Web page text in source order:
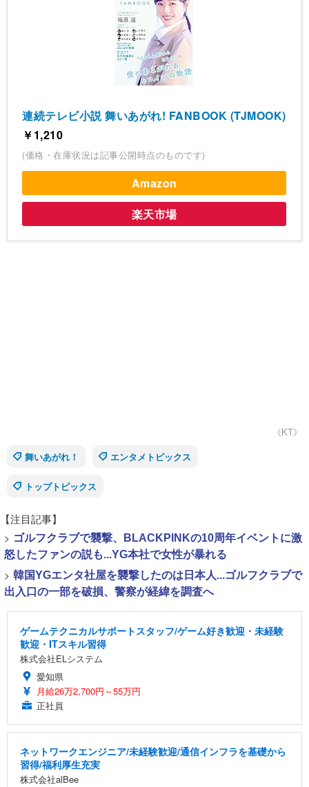
連続テレビ小説 舞いあがれ! FANBOOK (TJMOOK)
￥1,210
(価格・在庫状況は記事公開時点のものです)
Amazon
楽天市場
《KT》
舞いあがれ！
エンタメトピックス
トップトピックス
【注目記事】
> ゴルフクラブで襲撃、BLACKPINKの10周年イベントに激
怒したファンの説も...YG本社で女性が暴れる
> 韓国YGエンタ社屋を襲撃したのは日本人...ゴルフクラブで
出入口の一部を破損、警察が経緯を調査へ
ゲームテクニカルサポートスタッフ/ゲーム好き歓迎・未経験
歓迎・ITスキル習得
株式会社ELシステム
愛知県
月給26万2,700円～55万円
正社員
ネットワークエンジニア/未経験歓迎/通信インフラを基礎から
習得/福利厚生充実
株式会社alBee